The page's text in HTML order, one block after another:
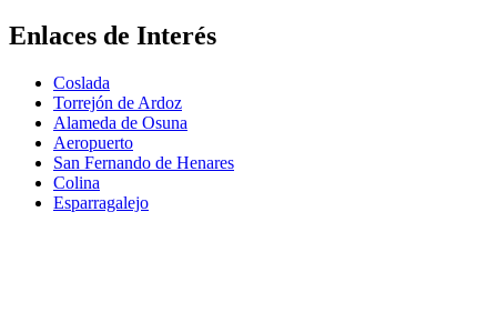
Enlaces de Interés
Coslada
Torrejón de Ardoz
Alameda de Osuna
Aeropuerto
San Fernando de Henares
Colina
Esparragalejo